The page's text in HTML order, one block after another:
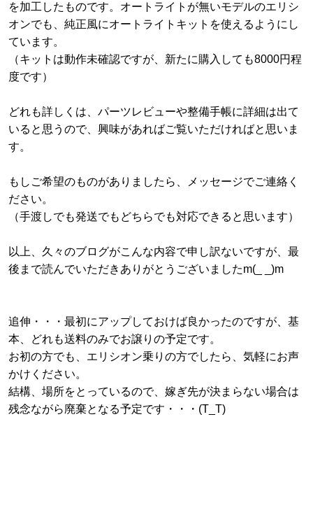
を加工したものです。オートライトが無いモデルのエリシ
オンでも、純正風にオートライトキットを使えるようにし
ています。
（キットは動作未確認ですが、新たに購入しても8000円程
度です）
どれも詳しくは、パーツレビューや整備手帳に詳細は出て
いると思うので、興味があればご覧いただければと思いま
す。
もしご希望のものがありましたら、メッセージでご連絡く
ださい。
（手渡しでも発送でもどちらでも対応できると思います）
以上、久々のブログがこんな内容で申し訳ないですが、最
後まで読んでいただきありがとうございましたm(_ _)m
追伸・・・最初にアップしておけば良かったのですが、基
本、どれも送料のみでお譲りの予定です。
お初の方でも、エリシオン乗りの方でしたら、気軽にお声
かけください。
結構、場所をとっているので、嫁ぎ先が決まらない場合は
残念ながら廃棄となる予定です・・・(T_T)